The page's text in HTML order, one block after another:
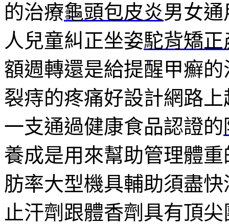
的治療龜頭包皮炎男女
人兒童糾正坐姿駝背矯正
額週轉還是給提醒甲癬的
裂痔的疼痛好設計網路上
一支通過健康食品認證的
養成是用來幫助管理體重
肪率大型機具輔助須盡
止汗劑跟體香劑具有頂